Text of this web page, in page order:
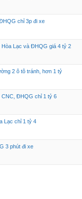
chỉ 3p đi xe
Hòa Lạc và ĐHQG giá 4 tỷ 2
2 ô tô tránh, hơn 1 tỷ
CNC, ĐHQG chỉ 1 tỷ 6
Lạc chỉ 1 tỷ 4
3 phút đi xe